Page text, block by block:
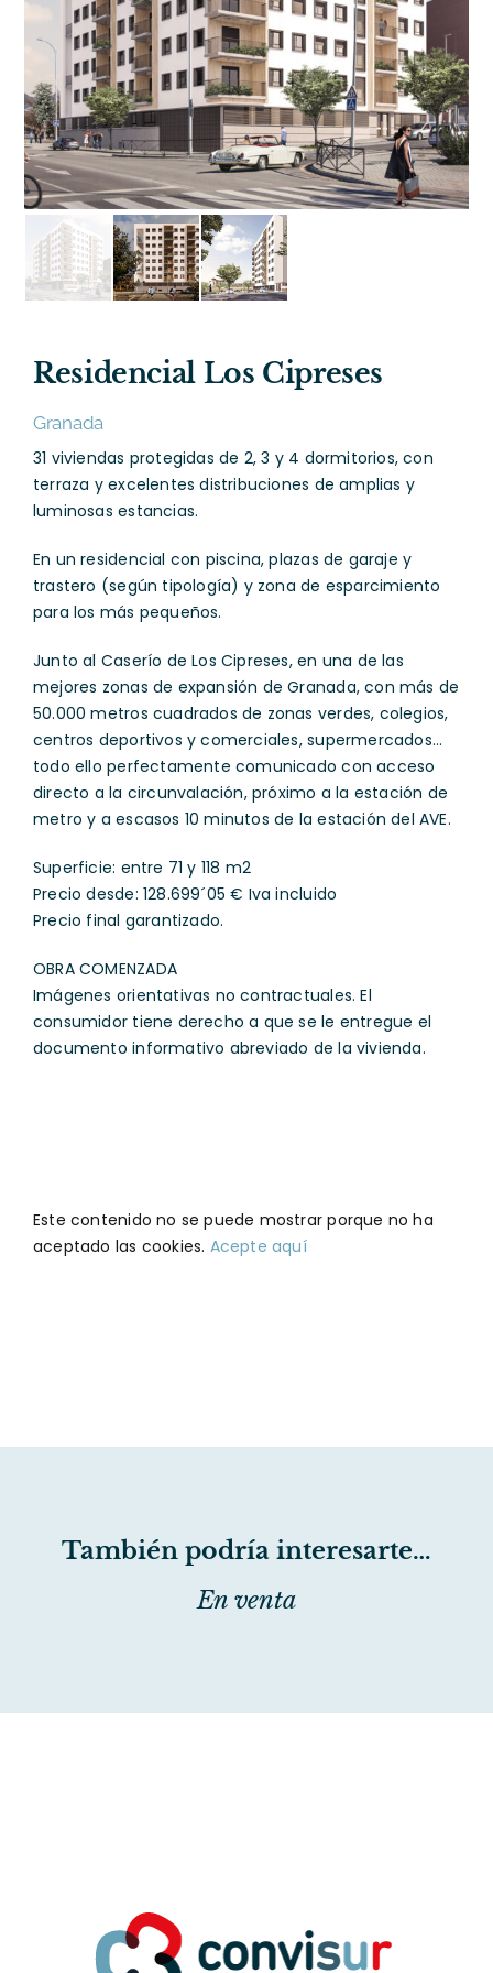
Residencial Los Cipreses
Granada
31 viviendas protegidas de 2, 3 y 4 dormitorios, con
terraza y excelentes distribuciones de amplias y
luminosas estancias.
En un residencial con piscina, plazas de garaje y
trastero (según tipología) y zona de esparcimiento
para los más pequeños.
Junto al Caserío de Los Cipreses, en una de las
mejores zonas de expansión de Granada, con más de
50.000 metros cuadrados de zonas verdes, colegios,
centros deportivos y comerciales, supermercados…
todo ello perfectamente comunicado con acceso
directo a la circunvalación, próximo a la estación de
metro y a escasos 10 minutos de la estación del AVE.
Superficie: entre 71 y 118 m2
Precio desde: 128.699´05 € Iva incluido
Precio final garantizado.
OBRA COMENZADA
Imágenes orientativas no contractuales. El
consumidor tiene derecho a que se le entregue el
documento informativo abreviado de la vivienda.
Este contenido no se puede mostrar porque no ha
aceptado las cookies. Acepte aquí
También podría interesarte…
En venta